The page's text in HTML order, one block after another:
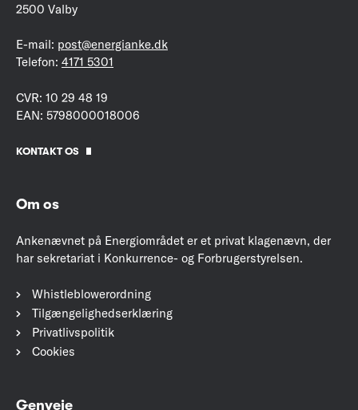
2500 Valby
E-mail: post@energianke.dk
Telefon: 4171 5301
CVR: 10 29 48 19
EAN: 5798000018006
KONTAKT OS
Om os
Ankenævnet på Energiområdet er et privat klagenævn, der
har sekretariat i Konkurrence- og Forbrugerstyrelsen.
Whistleblowerordning
Tilgængelighedserklæring
Privatlivspolitik
Cookies
Genveje